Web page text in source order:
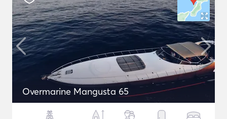
Overmarine Mangusta 65